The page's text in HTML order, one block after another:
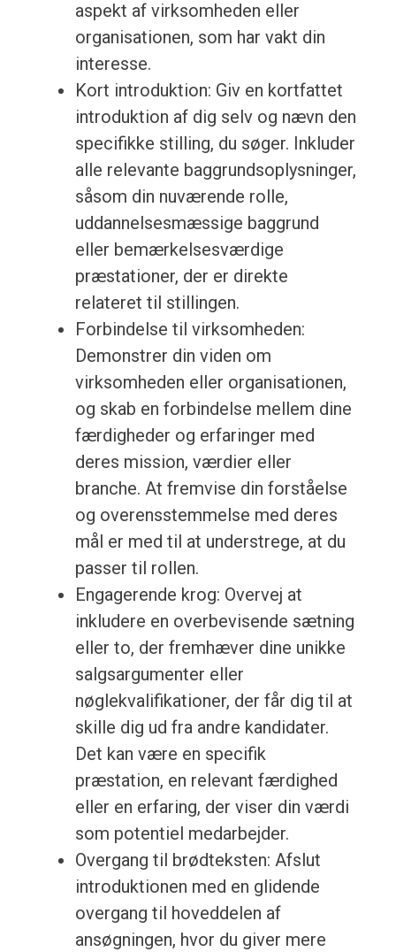
aspekt af virksomheden eller
organisationen, som har vakt din
interesse.
Kort introduktion: Giv en kortfattet
introduktion af dig selv og nævn den
specifikke stilling, du søger. Inkluder
alle relevante baggrundsoplysninger,
såsom din nuværende rolle,
uddannelsesmæssige baggrund
eller bemærkelsesværdige
præstationer, der er direkte
relateret til stillingen.
Forbindelse til virksomheden:
Demonstrer din viden om
virksomheden eller organisationen,
og skab en forbindelse mellem dine
færdigheder og erfaringer med
deres mission, værdier eller
branche. At fremvise din forståelse
og overensstemmelse med deres
mål er med til at understrege, at du
passer til rollen.
Engagerende krog: Overvej at
inkludere en overbevisende sætning
eller to, der fremhæver dine unikke
salgsargumenter eller
nøglekvalifikationer, der får dig til at
skille dig ud fra andre kandidater.
Det kan være en specifik
præstation, en relevant færdighed
eller en erfaring, der viser din værdi
som potentiel medarbejder.
Overgang til brødteksten: Afslut
introduktionen med en glidende
overgang til hoveddelen af
ansøgningen, hvor du giver mere